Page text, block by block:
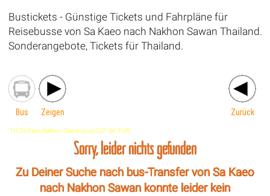
Bustickets - Günstige Tickets und Fahrpläne für
Reisebusse von Sa Kaeo nach Nakhon Sawan Thailand.
Sonderangebote, Tickets für Thailand.
Bus Zeigen Zurück
'TH',Sa Kaeo,Nakhon Sawan,bus,'0','0','de','EUR'
Sorry, leider nichts gefunden
Zu Deiner Suche nach bus-Transfer von Sa Kaeo
nach Nakhon Sawan konnte leider kein